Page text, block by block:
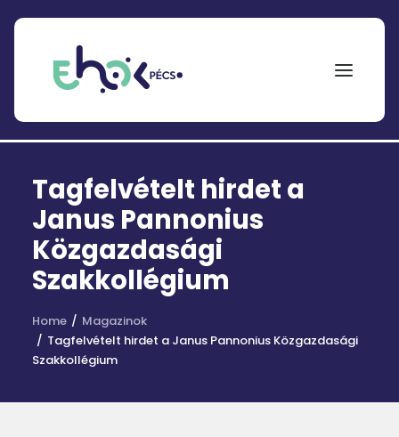
Search
for:
EHÖK
ÖSZTÖNDÍJAK
PÁLYÁZATOK
KOLLÉGIUMOK
Tagfelvételt hirdet a
Janus Pannonius
Közgazdasági
Szakkollégium
Home
Magazinok
Tagfelvételt hirdet a Janus Pannonius Közgazdasági
Szakkollégium